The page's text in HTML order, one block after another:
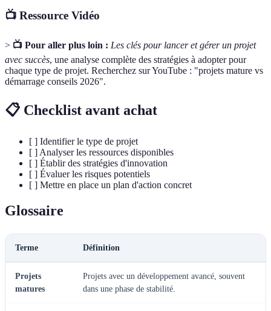
📺 Ressource Vidéo
> 📺 Pour aller plus loin : Les clés pour lancer et gérer un projet
avec succès, une analyse complète des stratégies à adopter pour
chaque type de projet. Recherchez sur YouTube : "projets mature vs
démarrage conseils 2026".
📋 Checklist avant achat
[ ] Identifier le type de projet
[ ] Analyser les ressources disponibles
[ ] Établir des stratégies d'innovation
[ ] Évaluer les risques potentiels
[ ] Mettre en place un plan d'action concret
Glossaire
Terme Définition
Projets
matures
Projets avec un développement avancé, souvent
dans une phase de stabilité.